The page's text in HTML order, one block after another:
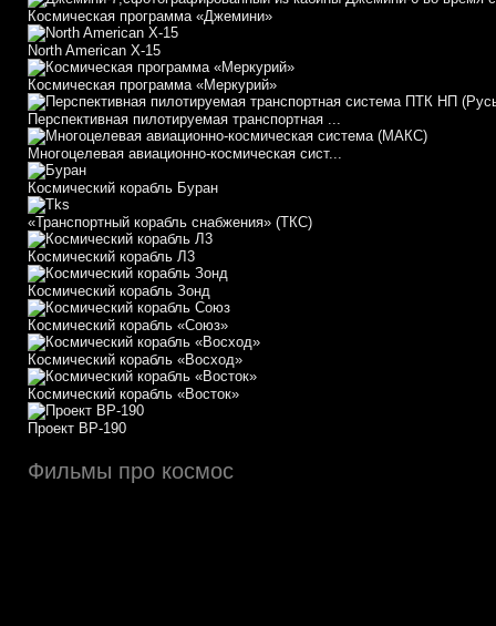
Космическая программа «Джемини»
North American X-15
Космическая программа «Меркурий»
Перспективная пилотируемая транспортная ...
Многоцелевая авиационно-космическая сист...
Космический корабль Буран
«Транспортный корабль снабжения» (ТКС)
Космический корабль Л3
Космический корабль Зонд
Космический корабль «Союз»
Космический корабль «Восход»
Космический корабль «Восток»
Проект ВР-190
Фильмы про космос